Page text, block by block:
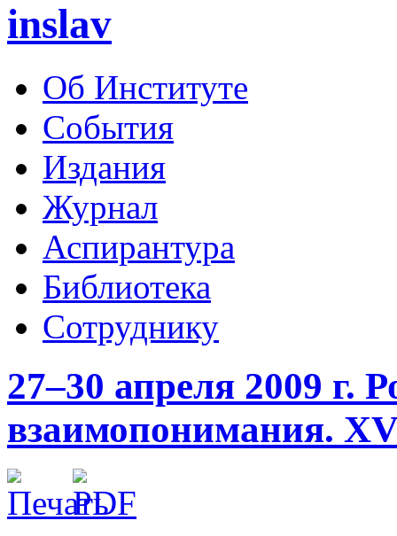
inslav
Об Институте
События
Издания
Журнал
Аспирантура
Библиотека
Сотруднику
27–30 апреля 2009 г.
взаимопонимания.